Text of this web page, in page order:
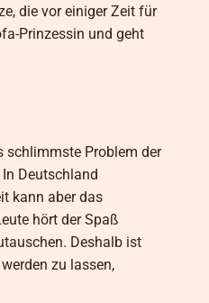
die vor einiger Zeit für
Prinzessin und geht
schlimmste Problem der
Deutschland
kann aber das
hört der Spaß
Deshalb ist
zu lassen,